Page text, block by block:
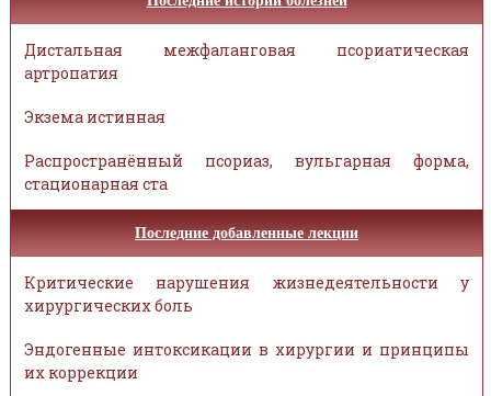
Дистальная межфаланговая псориатическая
артропатия
Экзема истинная
Распространённый псориаз, вульгарная форма,
стационарная ста
Последние добавленные лекции
Критические нарушения жизнедеятельности у
хирургических боль
Эндогенные интоксикации в хирургии и принципы
их коррекции